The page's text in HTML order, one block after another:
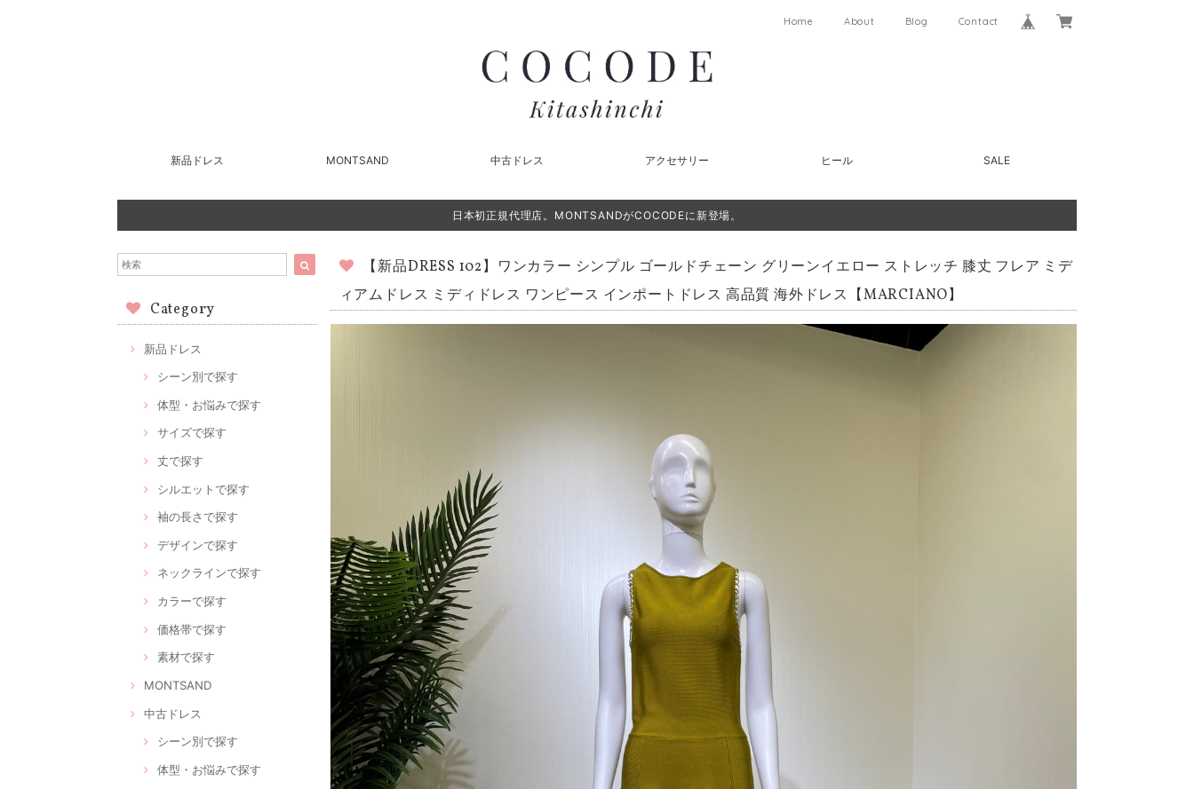
Home About Blog Contact
新品ドレス MONTSAND 中古ドレス アクセサリー ヒール SALE
日本初正規代理店。MONTSANDがCOCODEに新登場。
Category
新品ドレス
シーン別で探す
体型・お悩みで探す
サイズで探す
丈で探す
シルエットで探す
袖の長さで探す
デザインで探す
ネックラインで探す
カラーで探す
価格帯で探す
素材で探す
MONTSAND
中古ドレス
シーン別で探す
体型・お悩みで探す
【新品DRESS 102】ワンカラー シンプル ゴールドチェーン グリーンイエロー ストレッチ 膝丈 フレア ミデ
ィアムドレス ミディドレス ワンピース インポートドレス 高品質 海外ドレス【MARCIANO】